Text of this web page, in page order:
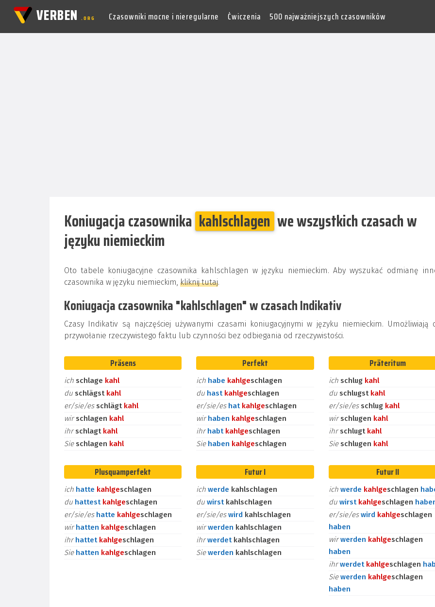
VERBEN.ORG Czasowniki mocne i nieregularne Ćwiczenia 500 najważniejszych czasowników
Koniugacja czasownika kahlschlagen we wszystkich czasach w
języku niemieckim
Oto tabele koniugacyjne czasownika kahlschlagen w języku niemieckim. Aby wyszukać odmianę
czasownika w języku niemieckim, kliknij tutaj.
Koniugacja czasownika "kahlschlagen" w czasach Indikativ
Czasy Indikativ są najczęściej używanymi czasami koniugacyjnymi w języku niemieckim. Umożliwiają
przywołanie rzeczywistego faktu lub czynności bez odbiegania od rzeczywistości.
Präsens
ich schlage kahl
du schlägst kahl
er/sie/es schlägt kahl
wirschlagen kahl
ihrschlagt kahl
Sie schlagen kahl
Perfekt
ich habe kahlgeschlagen
du hast kahlgeschlagen
er/sie/es hat kahlgeschlagen
wirhaben kahlgeschlagen
ihrhabt kahlgeschlagen
Sie haben kahlgeschlagen
Präteritum
ich schlug kahl
du schlugst kahl
er/sie/es schlug kahl
wirschlugen kahl
ihrschlugt kahl
Sie schlugen kahl
Plusquamperfekt
ich hatte kahlgeschlagen
du hattest kahlgeschlagen
er/sie/es hatte kahlgeschlagen
wirhatten kahlgeschlagen
ihrhattet kahlgeschlagen
Sie hatten kahlgeschlagen
Futur I
ichwerde kahlschlagen
duwirst kahlschlagen
er/sie/eswird kahlschlagen
wirwerden kahlschlagen
ihrwerdet kahlschlagen
Siewerden kahlschlagen
Futur II
ich werde kahlgeschlagen
du wirst kahlgeschlagen
er/sie/eswird kahlgeschlagen
haben
wirwerden kahlgeschlagen
haben
ihrwerdet kahlgeschlagen
Siewerden kahlgeschlagen
haben